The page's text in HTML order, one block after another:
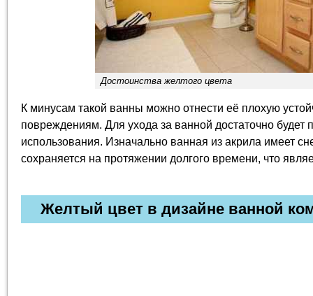
Достоинства желтого цвета
К минусам такой ванны можно отнести её плохую
повреждениям. Для ухода за ванной достаточно будет
использования. Изначально ванная из акрила имеет
сохраняется на протяжении долгого времени, что
Желтый цвет в дизайне ванной